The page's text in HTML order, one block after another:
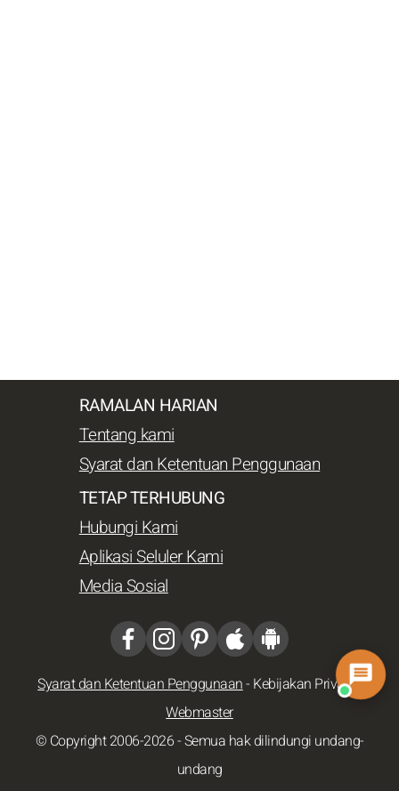
RAMALAN HARIAN
Tentang kami
Syarat dan Ketentuan Penggunaan
TETAP TERHUBUNG
Hubungi Kami
Aplikasi Seluler Kami
Media Sosial
Syarat dan Ketentuan Penggunaan- Kebijakan Privasi-
Webmaster
© Copyright 2006-2026 - Semua hak dilindungi undang-
undang